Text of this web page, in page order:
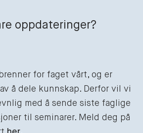
oppdateringer?
for faget vårt, og er
å dele kunnskap. Derfor vil vi
med å sende siste faglige
til seminarer. Meld deg på